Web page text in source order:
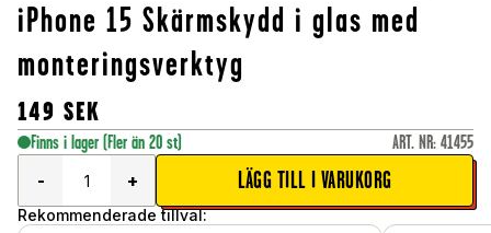
iPhone 15 Skärmskydd i glas med
monteringsverktyg
149 SEK
Finns i lager (Fler än 20 st) ART. NR: 41455
-
+ LÄGG TILL I VARUKORG
Rekommenderade tillval: